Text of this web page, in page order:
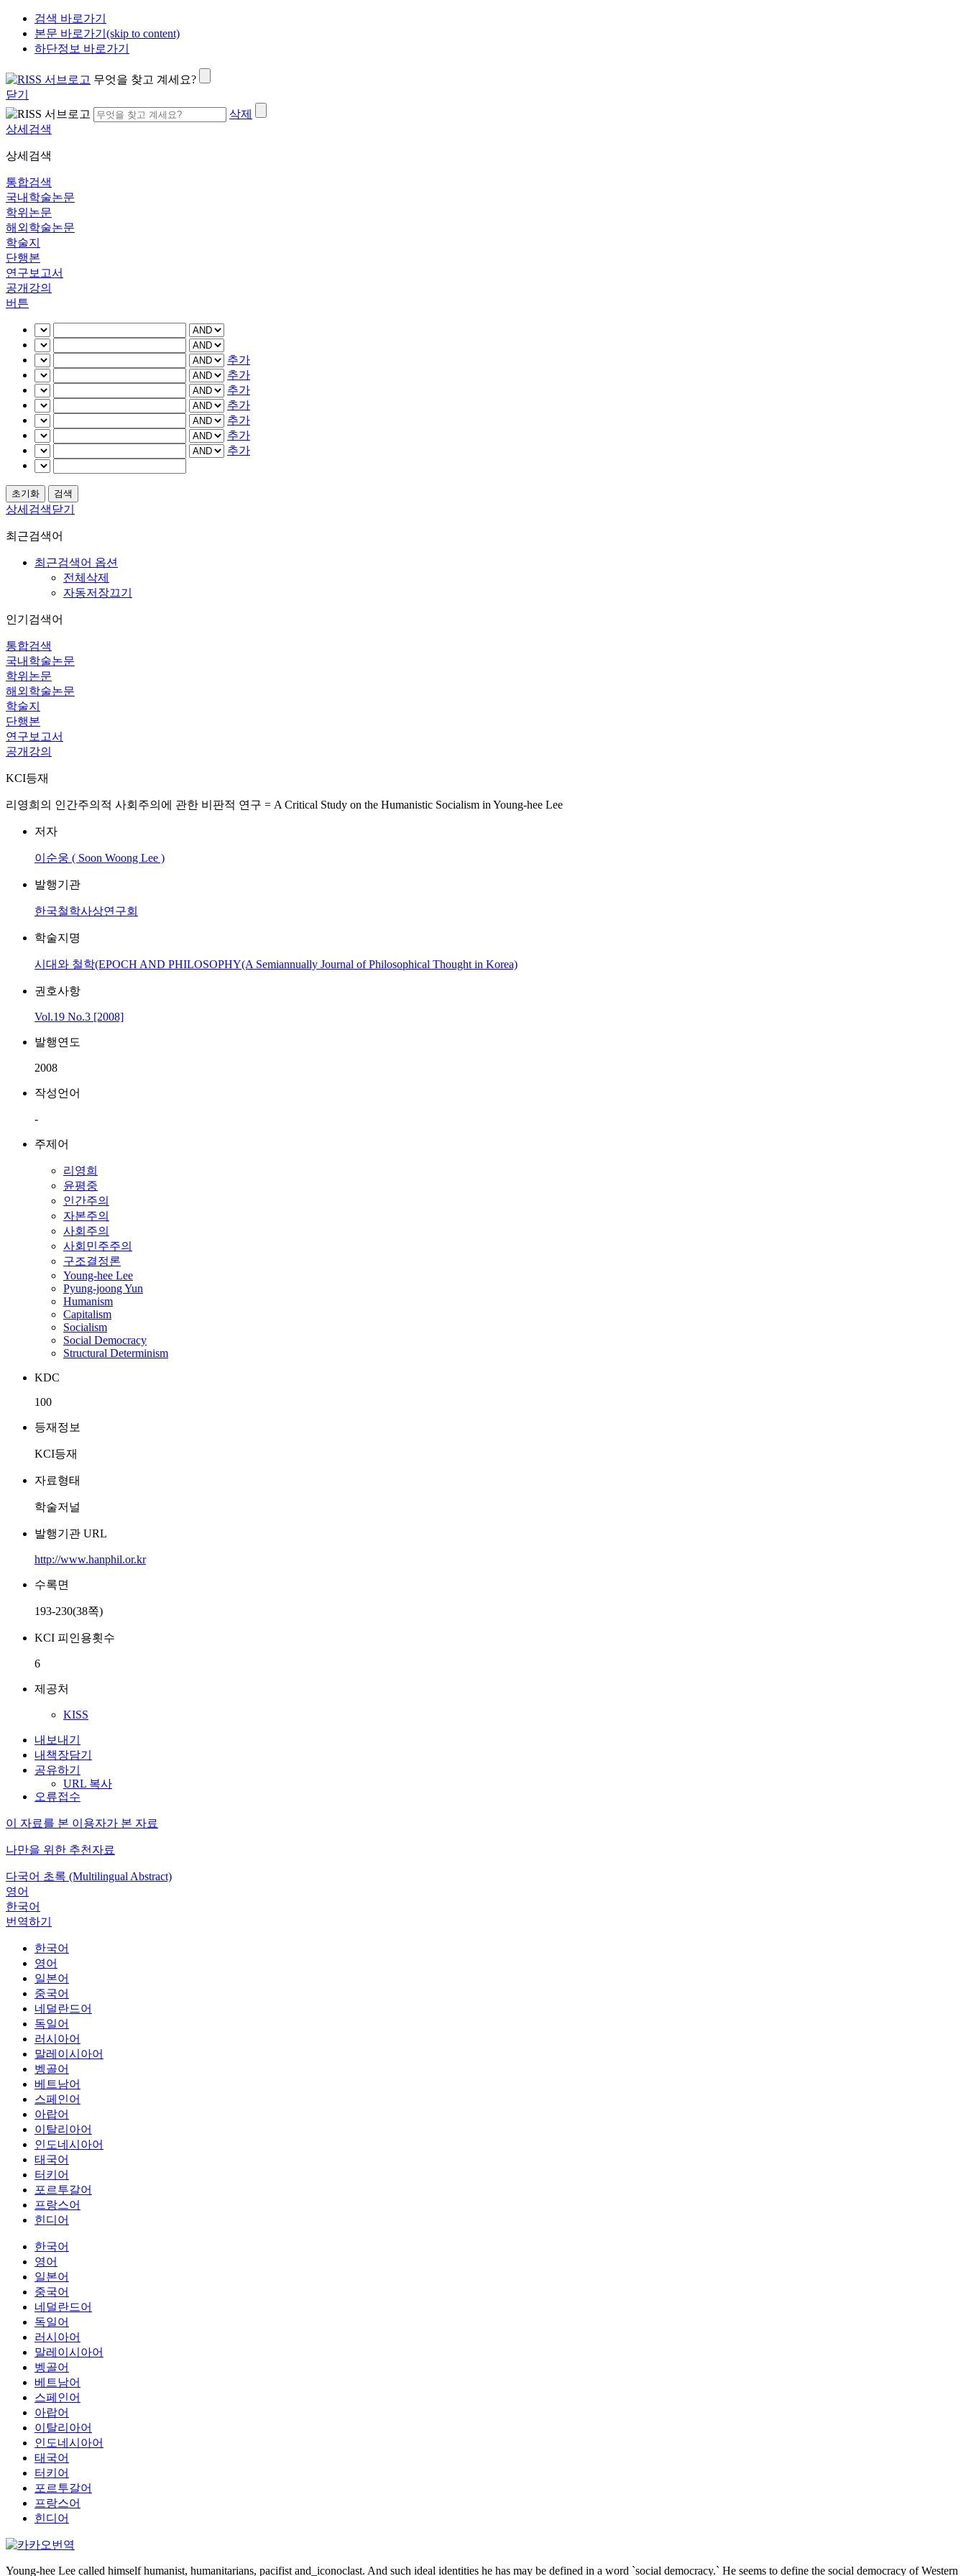
검색 바로가기
본문 바로가기(skip to content)
하단정보 바로가기
무엇을 찾고 계세요?
닫기
삭제
상세검색
상세검색
통합검색
국내학술논문
학위논문
해외학술논문
학술지
단행본
연구보고서
공개강의
버튼
추가
추가
추가
추가
추가
추가
추가
상세검색닫기
최근검색어
최근검색어 옵션
전체삭제
자동저장끄기
인기검색어
통합검색
국내학술논문
학위논문
해외학술논문
학술지
단행본
연구보고서
공개강의
KCI등재
리영희의 인간주의적 사회주의에 관한 비판적 연구 = A Critical Study on the Humanistic Socialism in Young-hee Lee
저자
이순웅 ( Soon Woong Lee )
발행기관
한국철학사상연구회
학술지명
시대와 철학(EPOCH AND PHILOSOPHY(A Semiannually Journal of Philosophical Thought in Korea)
권호사항
Vol.19 No.3 [2008]
발행연도
2008
작성언어
-
주제어
리영희
윤평중
인간주의
자본주의
사회주의
사회민주주의
구조결정론
Young-hee Lee
Pyung-joong Yun
Humanism
Capitalism
Socialism
Social Democracy
Structural Determinism
KDC
100
등재정보
KCI등재
자료형태
학술저널
발행기관 URL
http://www.hanphil.or.kr
수록면
193-230(38쪽)
KCI 피인용횟수
6
제공처
KISS
내보내기
내책장담기
공유하기
URL 복사
오류접수
이 자료를 본 이용자가 본 자료
나만을 위한 추천자료
다국어 초록 (Multilingual Abstract)
영어
한국어
번역하기
한국어
영어
일본어
중국어
네덜란드어
독일어
러시아어
말레이시아어
벵골어
베트남어
스페인어
아랍어
이탈리아어
인도네시아어
태국어
터키어
포르투갈어
프랑스어
힌디어
한국어
영어
일본어
중국어
네덜란드어
독일어
러시아어
말레이시아어
벵골어
베트남어
스페인어
아랍어
이탈리아어
인도네시아어
태국어
터키어
포르투갈어
프랑스어
힌디어
Young-hee Lee called himself humanist, humanitarians, pacifist and_iconoclast. And such ideal identities he has may be defined in a word `social democracy.` He seems to define the social democracy of Western